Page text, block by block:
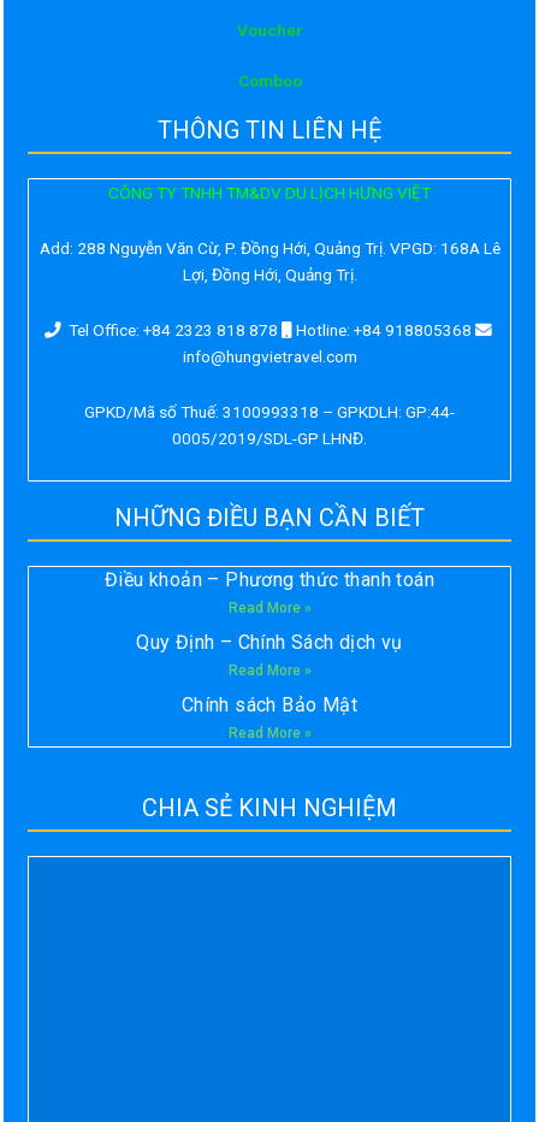
Voucher
Comboo
THÔNG TIN LIÊN HỆ
CÔNG TY TNHH TM&DV DU LỊCH HƯNG VIỆT
Add: 288 Nguyễn Văn Cừ, P. Đồng Hới, Quảng Trị. VPGD: 168A Lê
Lợi, Đồng Hới, Quảng Trị.
Tel Office: +84 2323 818 878
Hotline: +84 918805368
info@hungvietravel.com
GPKD/Mã số Thuế: 3100993318 – GPKDLH: GP:44-
0005/2019/SDL-GP LHNĐ.
NHỮNG ĐIỀU BẠN CẦN BIẾT
Điều khoản – Phương thức thanh toán
Read More »
Quy Định – Chính Sách dịch vụ
Read More »
Chính sách Bảo Mật
Read More »
CHIA SẺ KINH NGHIỆM